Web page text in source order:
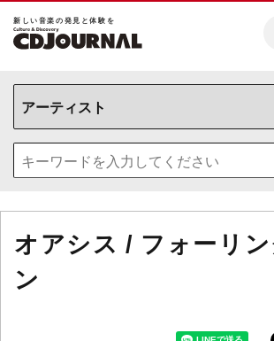
新しい⾳楽の発⾒と体験を
オアシス / フォーリン
ン